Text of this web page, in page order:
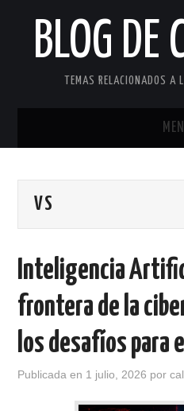
BLOG DE
TEMAS RELACIONADOS A
ACERCA DE…
VS
Inteligencia
frontera de la
los desafíos para
Publicada en 1 julio, 2026 por